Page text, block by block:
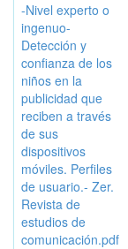
-Nivel experto o
ingenuo-
Detección y
confianza de los
niños en la
publicidad que
reciben a través
de sus
dispositivos
móviles. Perfiles
de usuario.- Zer.
Revista de
estudios de
comunicación.pdf